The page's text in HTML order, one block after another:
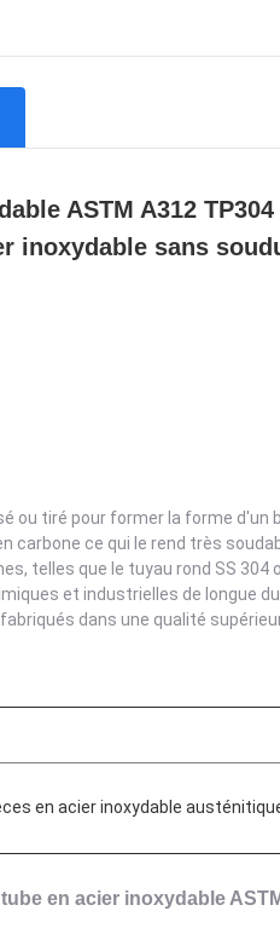
ASTM A312
inoxydable sans
ou tiré pour former la forme
carbone ce qui le rend très
telles que le tuyau rond SS 304
et industrielles de longue
dans une qualité
en acier inoxydable
en acier inoxydable